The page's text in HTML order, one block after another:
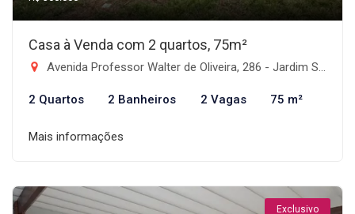
Casa à Venda com 2 quartos, 75m²
Avenida Professor Walter de Oliveira, 286 - Jardim Santa Teresa, Taubaté-SP
2 Quartos 2 Banheiros 2 Vagas 75 m²
Mais informações
Exclusivo